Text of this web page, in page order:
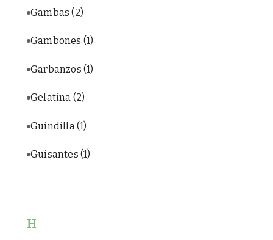
Gambas(2)
Gambones (1)
Garbanzos (1)
Gelatina (2)
Guindilla (1)
Guisantes (1)
H